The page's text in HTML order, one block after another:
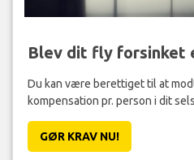
Blev dit fly forsinket
Du kan være berettiget til at
kompensation pr. person i dit
GØR KRAV NU!